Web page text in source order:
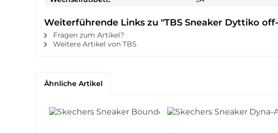
Weiterführende Links zu "TBS Sneaker Dyttiko
Fragen zum Artikel?
Weitere Artikel von TBS
Ähnliche Artikel